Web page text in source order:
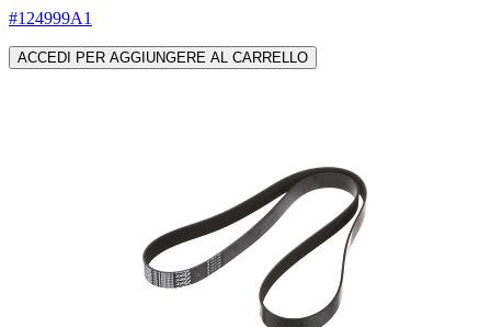
#124999A1
ACCEDI PER AGGIUNGERE AL CARRELLO